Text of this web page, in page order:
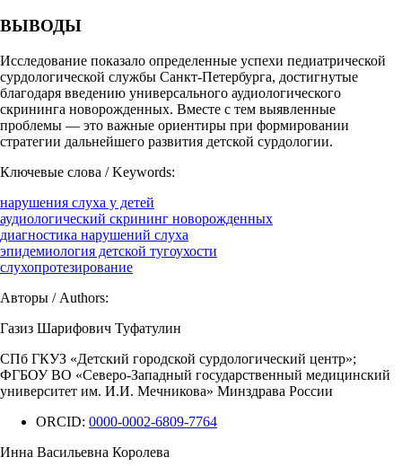
ВЫВОДЫ
Исследование показало определенные успехи педиатрической
сурдологической службы Санкт-Петербурга, достигнутые
благодаря введению универсального аудиологического
скрининга новорожденных. Вместе с тем выявленные
проблемы — это важные ориентиры при формировании
стратегии дальнейшего развития детской сурдологии.
Ключевые слова / Keywords:
нарушения слуха у детей
аудиологический скрининг новорожденных
диагностика нарушений слуха
эпидемиология детской тугоухости
слухопротезирование
Авторы / Authors:
Газиз Шарифович Туфатулин
СПб ГКУЗ «Детский городской сурдологический центр»;
ФГБОУ ВО «Северо-Западный государственный медицинский
университет им. И.И. Мечникова» Минздрава России
ORCID: 0000-0002-6809-7764
Инна Васильевна Королева